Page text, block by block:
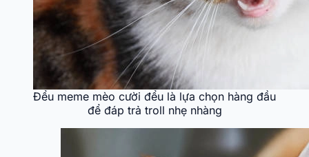
Đểu meme mèo cười đểu là lựa chọn hàng đầu
để đáp trả troll nhẹ nhàng